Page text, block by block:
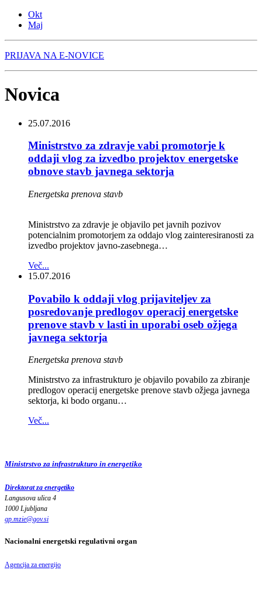
Okt
Maj
PRIJAVA NA E-NOVICE
Novica
25.07.2016
Ministrstvo za zdravje vabi promotorje k
oddaji vlog za izvedbo projektov energetske
obnove stavb javnega sektorja
Energetska prenova stavb
Ministrstvo za zdravje je objavilo pet javnih pozivov
potencialnim promotorjem za oddajo vlog zainteresiranosti za
izvedbo projektov javno-zasebnega…
Več...
15.07.2016
Povabilo k oddaji vlog prijaviteljev za
posredovanje predlogov operacij energetske
prenove stavb v lasti in uporabi oseb ožjega
javnega sektorja
Energetska prenova stavb
Ministrstvo za infrastrukturo je objavilo povabilo za zbiranje
predlogov operacij energetske prenove stavb ožjega javnega
sektorja, ki bodo organu…
Več...
Ministrstvo za infrastrukturo in energetiko
Direktorat za energetiko
Langusova ulica 4
1000 Ljubljana
gp.mzie@gov.si
Nacionalni energetski regulativni organ
Agencija za energijo